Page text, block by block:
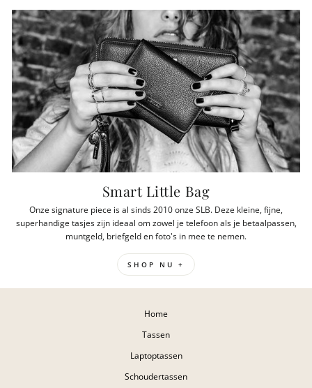
Smart Little Bag
Onze signature piece is al sinds 2010 onze SLB. Deze kleine, fijne,
superhandige tasjes zijn ideaal om zowel je telefoon als je betaalpassen,
muntgeld, briefgeld en foto's in mee te nemen.
SHOP NU +
Home
Tassen
Laptoptassen
Schoudertassen